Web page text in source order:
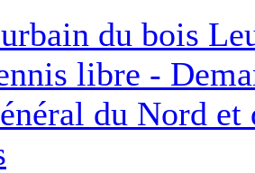
du bois
libre -
du Nord